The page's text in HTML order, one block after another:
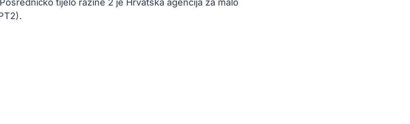
tijelo razine 2 je Hrvatska agencija za malo